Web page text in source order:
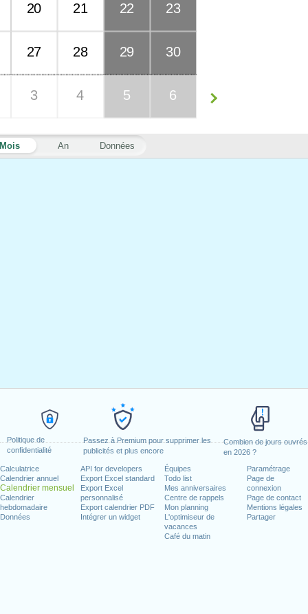
Politique de
confidentialité
Passez à Premium pour supprimer les
publicités et plus encore
Combien de jours ouvrés
en 2026 ?
Calculatrice
Calendrier annuel
Calendrier mensuel
Calendrier
hebdomadaire
Données
API for developers
Export Excel standard
Export Excel
personnalisé
Export calendrier PDF
Intégrer un widget
Équipes
Todo list
Mes anniversaires
Centre de rappels
Mon planning
L'optimiseur de
vacances
Café du matin
Paramétrage
Page de
connexion
Page de contact
Mentions légales
Partager
Mois An Données
20 21 22 23
27 28 29 30
3 4 5 6